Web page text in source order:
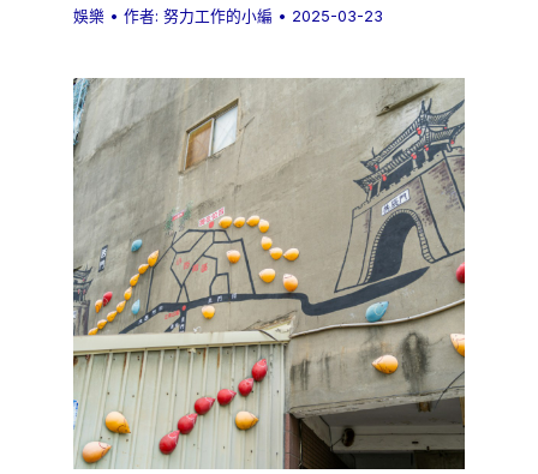
娛樂 • 作者:努力工作的小編 • 2025-03-23